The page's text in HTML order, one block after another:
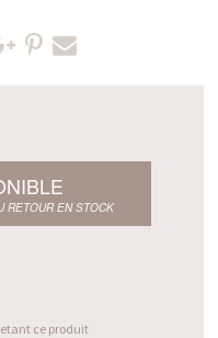
RETOUR EN STOCK
ce produit